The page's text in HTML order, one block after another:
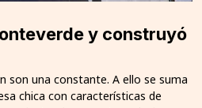
y construyó
son una constante. A ello se suma
chica con características de